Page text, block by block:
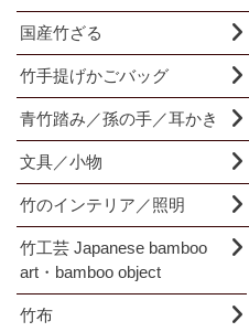
国産竹ざる
竹手提げかごバッグ
青竹踏み／孫の手／耳かき
文具／小物
竹のインテリア／照明
竹工芸 Japanese bamboo
art・bamboo object
竹布